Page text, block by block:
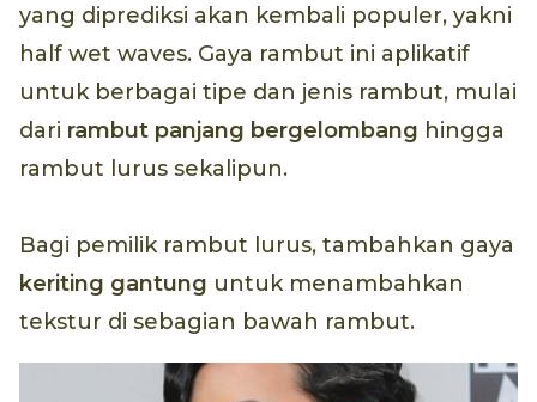
yang diprediksi akan kembali populer, yakni
half wet waves. Gaya rambut ini aplikatif
untuk berbagai tipe dan jenis rambut, mulai
dari rambut panjang bergelombang hingga
rambut lurus sekalipun.
Bagi pemilik rambut lurus, tambahkan gaya
keriting gantung untuk menambahkan
tekstur di sebagian bawah rambut.